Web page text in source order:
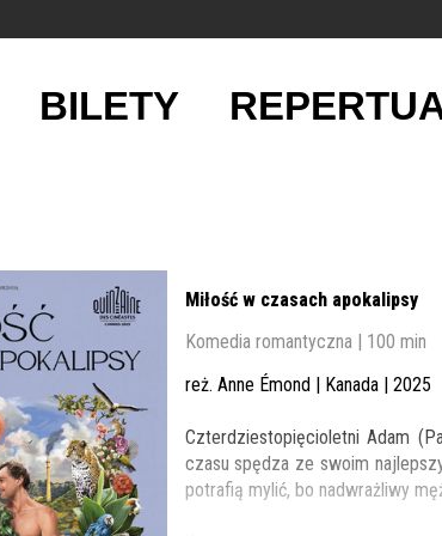
BILETY
Miłość w czasach apokalipsy
Komedia romantyczna | 100 min
reż. Anne Émond | Kanada | 2025
Czterdziestopięcioletni Adam
czasu spędza ze swoim
potrafią mylić, bo nadwrażliwy